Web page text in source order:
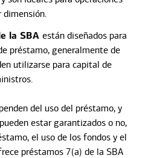
dimensión.
la SBA están diseñados para
préstamo, generalmente de
utilizarse para capital de
del uso del préstamo, y
estar garantizados o no,
el uso de los fondos y el
préstamos 7(a) de la SBA